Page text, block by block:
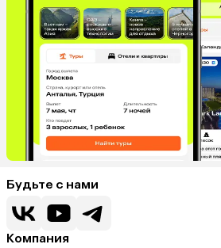
Будьте с нами
Компания